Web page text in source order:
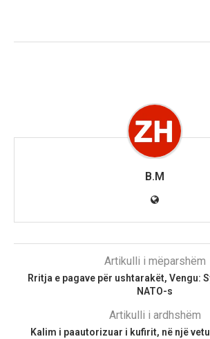
B.M
Artikulli i mëparshëm
Rritja e pagave për ushtarakët, Vengu:
NATO-s
Artikulli i ardhshëm
Kalim i paautorizuar i kufirit, në një